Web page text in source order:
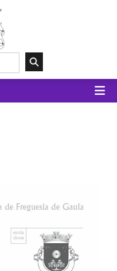
Pesquisar
por: